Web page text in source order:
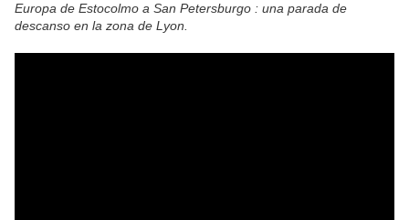
Europa de Estocolmo a San Petersburgo : una parada de
descanso en la zona de Lyon.